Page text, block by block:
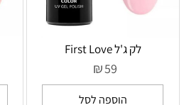
לק ג'ל First Love
₪59
הוספה לסל